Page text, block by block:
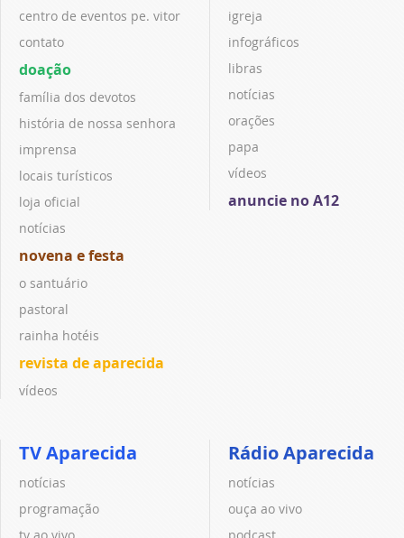
centro de eventos pe. vitor
contato
doação
família dos devotos
história de nossa senhora
imprensa
locais turísticos
loja oficial
notícias
novena e festa
o santuário
pastoral
rainha hotéis
revista de aparecida
vídeos
igreja
infográficos
libras
notícias
orações
papa
vídeos
anuncie no A12
TV Aparecida
notícias
programação
Rádio Aparecida
notícias
ouça ao vivo